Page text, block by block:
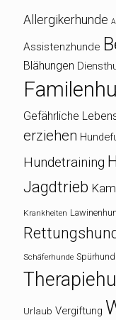
Allergikerhunde
Assistenzhunde
Blähungen
Gefährliche
erziehen
Hundetraining
Jagdtrieb
Krankheiten
Schäferhunde Spürhund
Urlaub Vergiftung